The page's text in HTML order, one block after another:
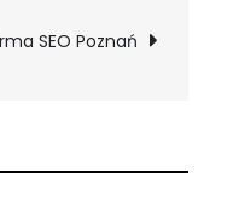
SEO Poznań